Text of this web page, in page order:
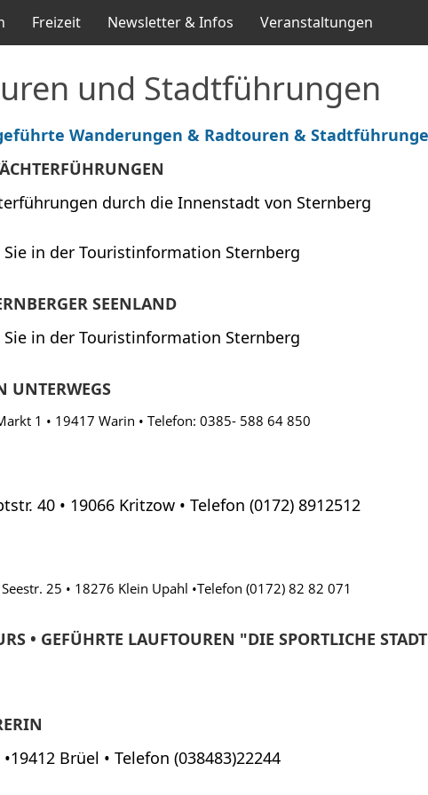
Freizeit Newsletter & Infos Veranstaltungen
und Stadtführungen
Wanderungen & Radtouren &
durch die Innenstadt von Sternberg
in der Touristinformation Sternberg
SEENLAND
in der Touristinformation Sternberg
UNTERWEGS
1 • 19417 Warin • Telefon: 0385- 588 64 850
40 • 19066 Kritzow • Telefon (0172) 8912512
25 • 18276 Klein Upahl •Telefon (0172) 82 82 071
• GEFÜHRTE LAUFTOUREN "DIE SPORTLICHE
Brüel • Telefon (038483)22244